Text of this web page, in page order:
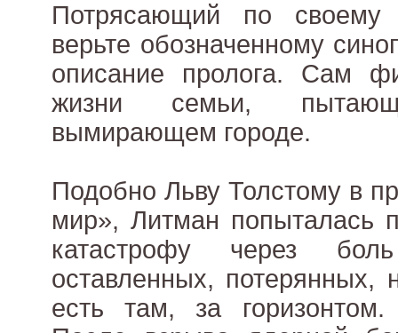
Потрясающий по
верьте обозначенному
описание пролога. Сам
жизни семьи,
вымирающем городе.
Подобно Льву Толстому в
мир», Литман попыталась
катастрофу через
оставленных,
есть там, за